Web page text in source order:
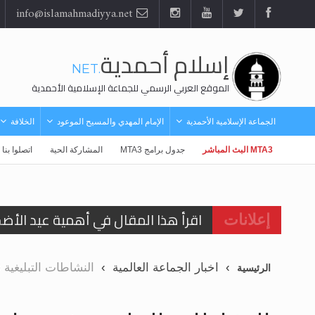
إسلام أحمدية.NET
الموقع العربي الرسمي للجماعة الإسلامية الأحمدية
الجماعة الإسلامية الأحمدية الإمام المهدي والمسيح الموعود الخلافة
MTA3 البث المباشر جدول برامج MTA3 المشاركة الحية اتصلوا بنا
إعلانات
اقرأ هذا المقال في أهمية عيد
اقرأ هذا المقال في أهمية عيد
الحجّ.. دلالات، حِكم، وأهداف >>
الرئيسية اخبار الجماعة العالمية النشاطات